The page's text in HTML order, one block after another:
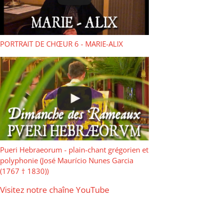
PORTRAIT DE CHŒUR 6 - MARIE-ALIX
Pueri Hebraeorum - plain-chant grégorien et
polyphonie (José Maurício Nunes Garcia
(1767 † 1830))
Visitez notre chaîne YouTube